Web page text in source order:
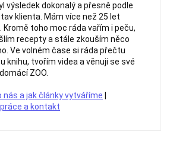
výsledek dokonalý a přesně podle
klienta. Mám více než 25 let
Kromě toho moc ráda vařím i peču,
recepty a stále zkouším něco
Ve volném čase si ráda přečtu
knihu, tvořím videa a věnuji se své
ZOO.
nás a jak články vytváříme
a kontakt